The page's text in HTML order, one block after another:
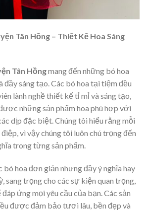
Tân Hồng – Thiết Kế Hoa Sáng
Tân Hồngmang đến những bó hoa
đầy sáng tạo. Các bó hoa tại tiệm đều
lành nghề thiết kế tỉ mỉ và sáng tạo,
những sản phẩm hoa phù hợp với
dịp đặc biệt. Chúng tôi hiểu rằng mỗi
vì vậy chúng tôi luôn chú trọng đến
trong từng sản phẩm.
bó hoa đơn giản nhưng đầy ý nghĩa hay
sang trọng cho các sự kiện quan trọng,
ứng mọi yêu cầu của bạn. Các sản
được đảm bảo tươi lâu, bền đẹp và